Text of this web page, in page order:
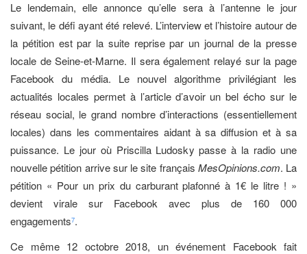
Le lendemain, elle annonce qu’elle sera à l’antenne le jour
suivant, le défi ayant été relevé. L’interview et l’histoire autour de
la pétition est par la suite reprise par un journal de la presse
locale de Seine-et-Marne. Il sera également relayé sur la page
Facebook du média. Le nouvel algorithme privilégiant les
actualités locales permet à l’article d’avoir un bel écho sur le
réseau social, le grand nombre d’interactions (essentiellement
locales) dans les commentaires aidant à sa diffusion et à sa
puissance. Le jour où Priscilla Ludosky passe à la radio une
nouvelle pétition arrive sur le site français MesOpinions.com. La
pétition « Pour un prix du carburant plafonné à 1€ le litre ! »
devient virale sur Facebook avec plus de 160 000
engagements7.
Ce même 12 octobre 2018, un événement Facebook fait